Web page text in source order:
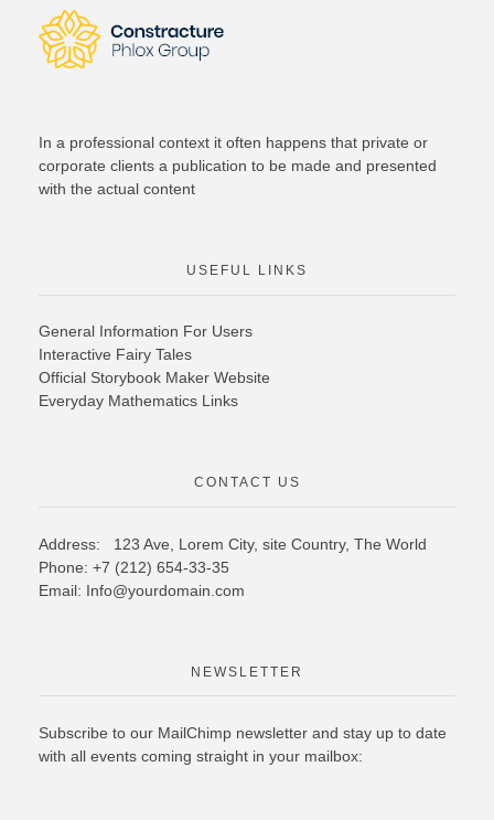
In a professional context it often happens that private or
corporate clients a publication to be made and presented
with the actual content
USEFUL LINKS
General Information For Users
Interactive Fairy Tales
Official Storybook Maker Website
Everyday Mathematics Links
CONTACT US
Address: 123 Ave, Lorem City, site Country, The World
Phone: +7 (212) 654-33-35
Email: Info@yourdomain.com
NEWSLETTER
Subscribe to our MailChimp newsletter and stay up to date
with all events coming straight in your mailbox: